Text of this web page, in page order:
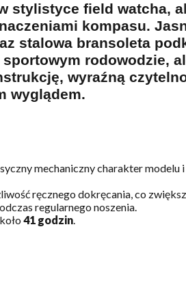
stylistyce field watcha,
kompasu.
stalowa bransoleta
rodowodzie,
wyraźną
wyglądem.
mechaniczny charakter modelu
ręcznego dokręcania, co
regularnego noszenia.
41 godzin.